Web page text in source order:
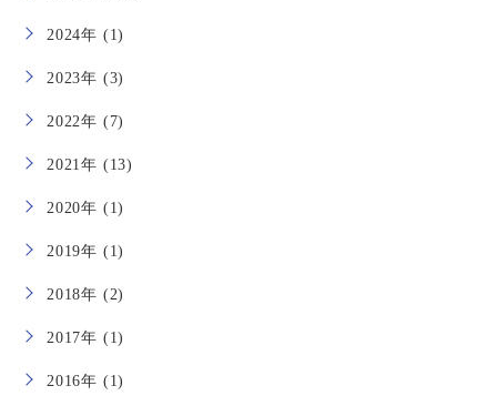
2024年 (1)
2023年 (3)
2022年 (7)
2021年 (13)
2020年 (1)
2019年 (1)
2018年 (2)
2017年 (1)
2016年 (1)